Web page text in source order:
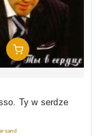
In Den Warenkorb
Ty w serdze